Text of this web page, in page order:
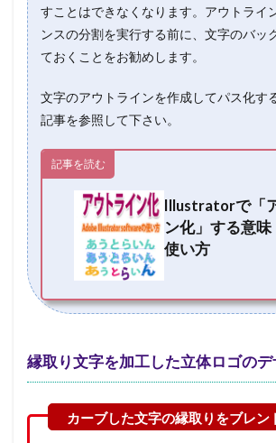
すことはできなくなります。アウトライ
ンスの分割を実行する前に、文字のバッ
ておくことをお勧めします。
文字のアウトラインを作成してパス化す
記事を参照して下さい。
記事を読む
Illustratorで「
ン化」する意味
使い方
縁取り文字を加工した立体ロゴの